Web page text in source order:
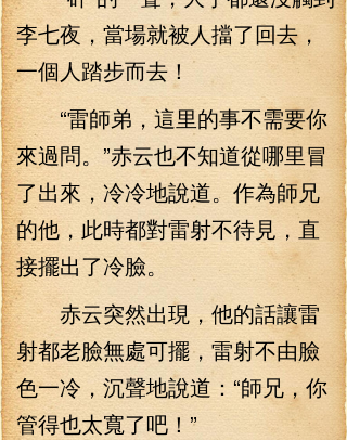
李七夜，當場就被人擋了回去，
一個人踏步而去！
“雷師弟，這里的事不需要你
來過問。”赤云也不知道從哪里冒
了出來，冷冷地說道。作為師兄
的他，此時都對雷射不待見，直
接擺出了冷臉。
赤云突然出現，他的話讓雷
射都老臉無處可擺，雷射不由臉
色一冷，沉聲地說道：“師兄，你
管得也太寬了吧！”